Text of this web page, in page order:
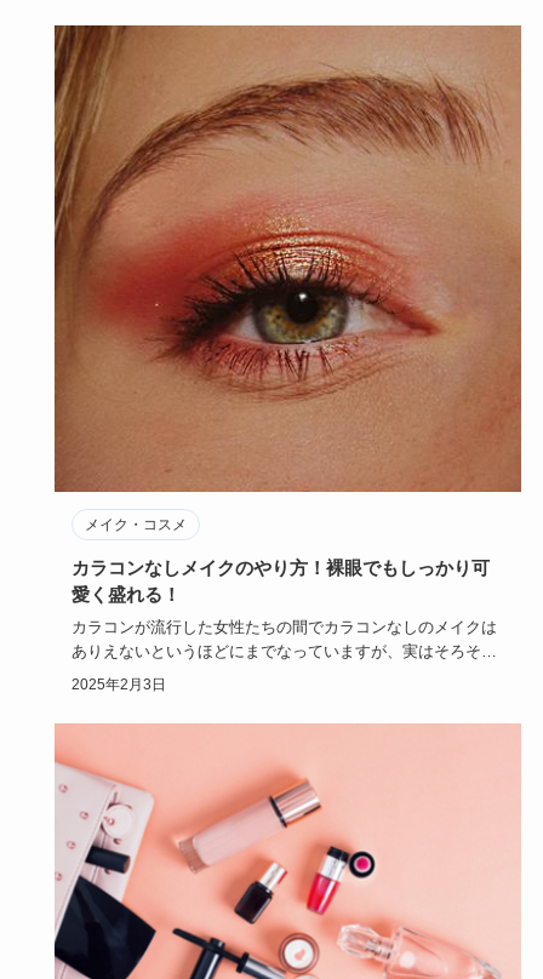
メイク・コスメ
カラコンなしメイクのやり方！裸眼でもしっかり可
愛く盛れる！
カラコンが流行した女性たちの間でカラコンなしのメイクは
ありえないというほどにまでなっていますが、実はそろそろ
カラコンをやめ…
2025年2月3日